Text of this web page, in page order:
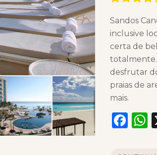
Sandos
inclusive
certa de
totalmente.
desfrutar
praias de
mais.